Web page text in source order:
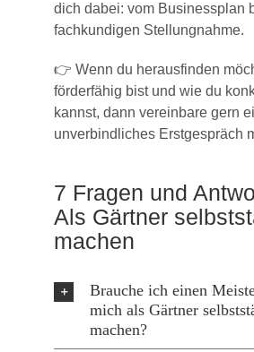
dich dabei: vom Businessplan
fachkundigen Stellungnahme.
👉 Wenn du herausfinden
förderfähig bist und wie du
kannst, dann vereinbare gern
unverbindliches Erstgespräch
7 Fragen und
Als Gärtner
machen
Brauche ich einen
mich als Gärtner
machen?